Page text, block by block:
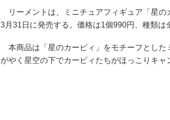
リーメントは、ミニチュアフィギュア「星の
3月31日に発売する。価格は1個990円、種類は
本商品は「星のカービィ」をモチーフとした
がやく星空の下でカービィたちがほっこりキャ